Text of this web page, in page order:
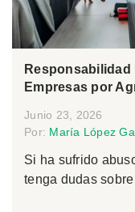
Responsabilidad
Empresas por
Junio 23, 2026
Por: María López
Si ha sufrido
tenga dudas